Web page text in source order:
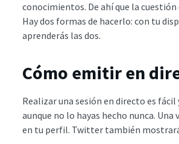
conocimientos. De ahí que la
Hay dos formas de hacerlo: con tu
aprenderás las dos.
Cómo emitir en
Realizar una sesión en directo es
aunque no lo hayas hecho nunca.
en tu perfil. Twitter también